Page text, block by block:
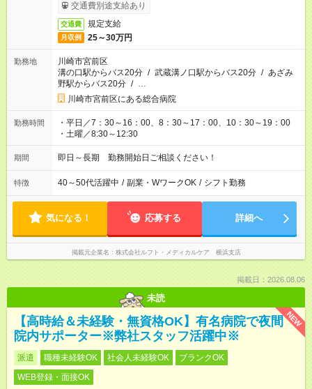
交通費別途支給あり
交通費 規定支給
月収例 25～30万円
勤務地
川崎市宮前区
溝の口駅からバス20分 / 武蔵溝ノ口駅からバス20分 / あざみ
野駅からバス20分 / …
川崎市宮前区にある総合病院
勤務時間
・平日／7：30～16：00、8：30～17：00、10：30～19：00
・土曜／8:30～12:30
期間 即日～長期 勤務開始日ご相談ください！
特徴 40～50代活躍中 / 副業・WワークOK / シフト勤務
気になる！ 応募する 詳細へ
掲載元企業名 株式会社ルフト・メディカルケア 横浜支店
掲載日：2026.08.06
未読
NEW
【高時給＆未経験・無資格OK】有名病院で夜間
院内サポーター※弊社スタッフ活躍中※
派遣 職種未経験OK 社会人未経験OK
ブランクOK
WEB登録・面接OK